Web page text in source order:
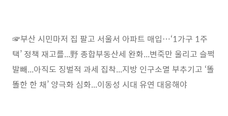
☞부산 시민마저 집 팔고 서울서 아파트 매입…‘1가구 1주
택’ 정책 재고를...野 종합부동산세 완화...변죽만 울리고 슬쩍
발빼...아직도 징벌적 과세 집착...지방 인구소멸 부추기고 ‘똘
똘한 한 채’ 양극화 심화...이동성 시대 유연 대응해야